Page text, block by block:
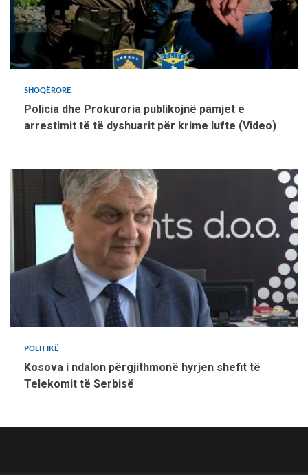
SHOQËRORE
Policia dhe Prokuroria publikojnë pamjet e
arrestimit të të dyshuarit për krime lufte (Video)
POLITIKË
Kosova i ndalon përgjithmonë hyrjen shefit të
Telekomit të Serbisë